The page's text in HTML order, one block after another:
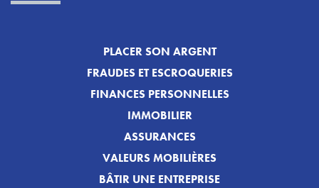
PLACER SON ARGENT
FRAUDES ET ESCROQUERIES
FINANCES PERSONNELLES
IMMOBILIER
ASSURANCES
VALEURS MOBILIÈRES
BÂTIR UNE ENTREPRISE